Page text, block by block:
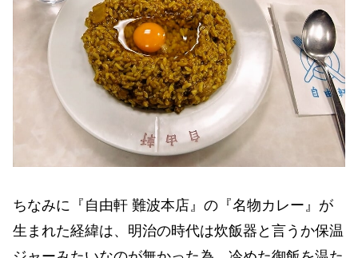
ちなみに『自由軒 難波本店』の『名物カレー』が
生まれた経緯は、明治の時代は炊飯器と言うか保温